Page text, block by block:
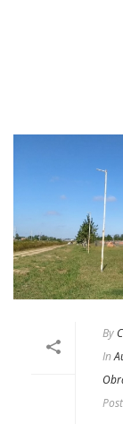
By
In